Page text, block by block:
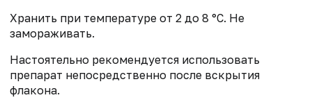
Хранить при температуре от 2 до 8 °С. Не
замораживать.
Настоятельно рекомендуется использовать
препарат непосредственно после вскрытия
флакона.